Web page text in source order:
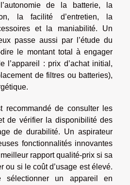
de la batterie, la
la facilité d’entretien, la
et la maniabilité. Un
passe aussi par l’étude du
dire le montant total à engager
l’appareil : prix d’achat initial,
de filtres ou batteries),
recommandé de consulter les
de vérifier la disponibilité des
de durabilité. Un aspirateur
fonctionnalités innovantes
rapport qualité-prix si sa
ou si le coût d’usage est élevé.
sélectionner un appareil en